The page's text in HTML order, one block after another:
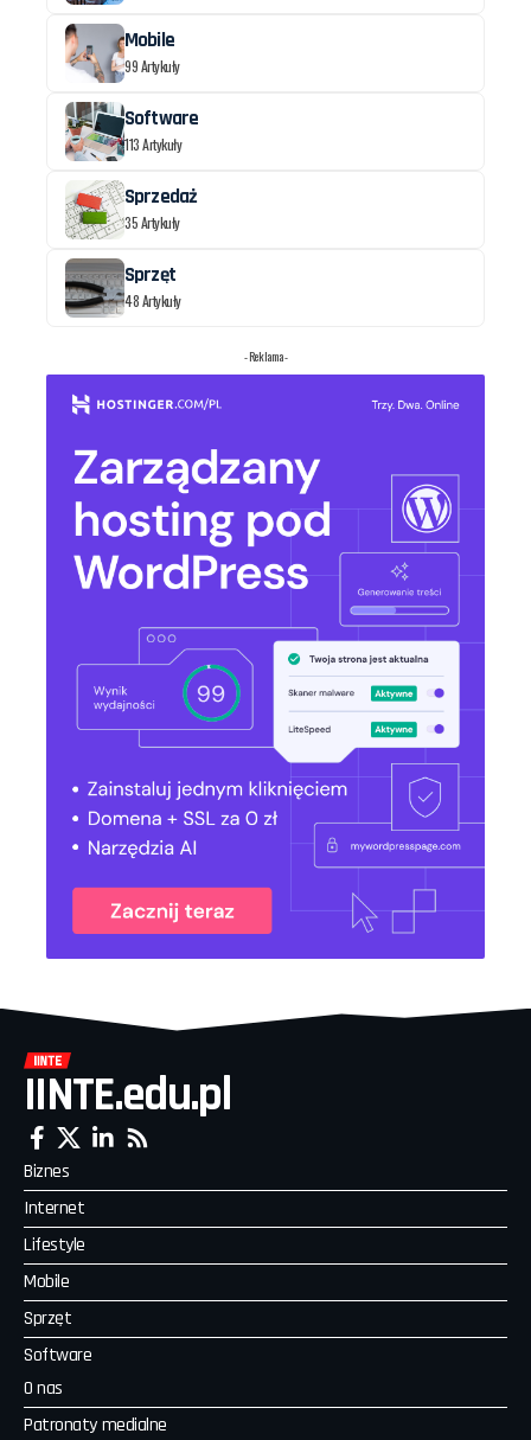
Mobile
99 Artykuły
Software
113 Artykuły
Sprzedaż
35 Artykuły
Sprzęt
48 Artykuły
- Reklama -
IINTE.edu.pl
Biznes
Internet
Lifestyle
Mobile
Sprzęt
Software
O nas
Patronaty medialne